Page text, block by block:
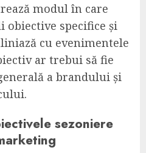
modul în care
specifice și
cu evenimentele
ar trebui să fie
a brandului și
sezoniere